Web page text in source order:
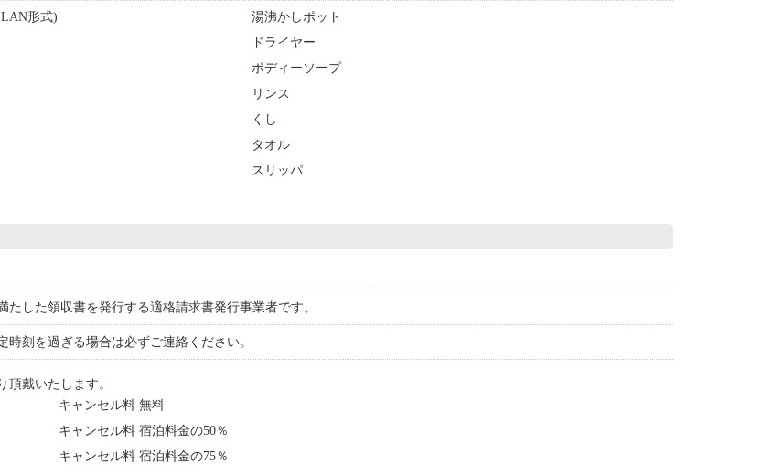
形式)
湯沸かしポット
ドライヤー
ボディーソープ
リンス
くし
タオル
スリッパ
たした領収書を発行する適格請求書発行事業者です。
時刻を過ぎる場合は必ずご連絡ください。
頂戴いたします。
キャンセル料 無料
ら
キャンセル料 宿泊料金の50％
ら
キャンセル料 宿泊料金の75％